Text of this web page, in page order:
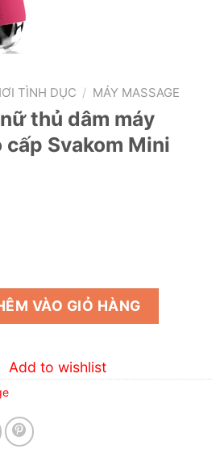
TÌNH DỤC / MÁY MASSAGE
thủ dâm máy
cấp Svakom Mini
máy massage cao cấp
VÀO GIỎ HÀNG
Add to wishlist